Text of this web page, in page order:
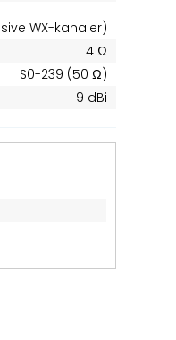
WX-kanaler)
4 Ω
S0-239 (50 Ω)
9 dBi